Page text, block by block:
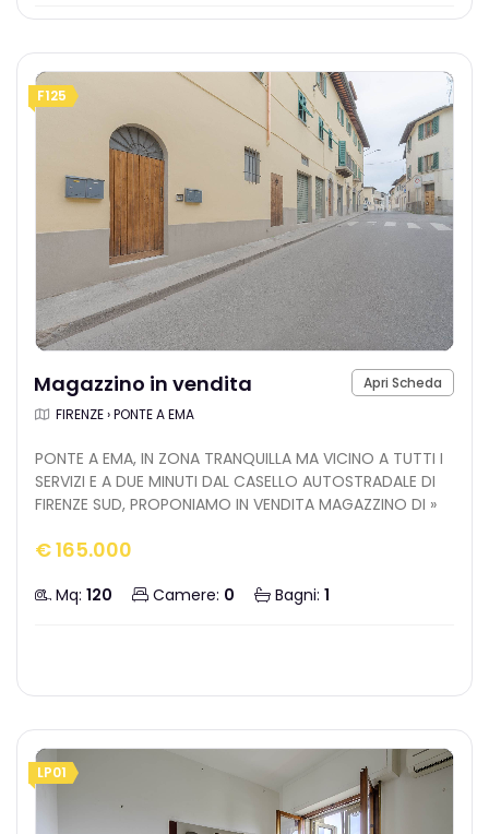
F125
Apri Scheda
Magazzino in vendita
FIRENZE › PONTE A EMA
PONTE A EMA, IN ZONA TRANQUILLA MA VICINO A TUTTI I
SERVIZI E A DUE MINUTI DAL CASELLO AUTOSTRADALE DI
FIRENZE SUD, PROPONIAMO IN VENDITA MAGAZZINO DI »
€ 165.000
Mq: 120 Camere: 0 Bagni: 1
LP01